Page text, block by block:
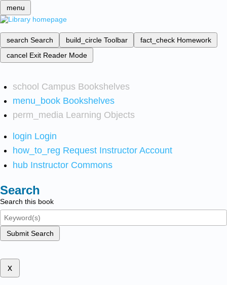
menu
search Search build_circle Toolbar fact_check Homework
cancel Exit Reader Mode
school Campus Bookshelves
menu_book Bookshelves
perm_media Learning Objects
login Login
how_to_reg Request Instructor Account
hub Instructor Commons
Search
Search this book
Submit Search
x